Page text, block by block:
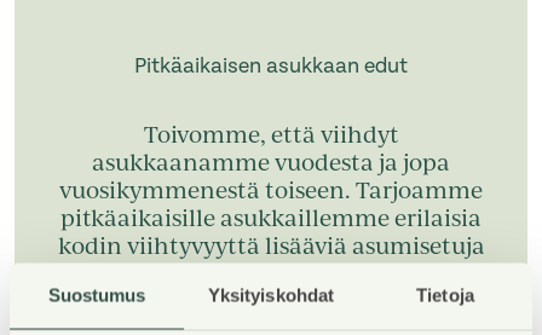
Suostumus Yksityiskohdat Tietoja
Pitkäaikaisen asukkaan edut
Toivomme, että viihdyt
asukkaanamme vuodesta ja jopa
vuosikymmenestä toiseen. Tarjoamme
pitkäaikaisille asukkaillemme erilaisia
kodin viihtyvyyttä lisääviä asumisetuja